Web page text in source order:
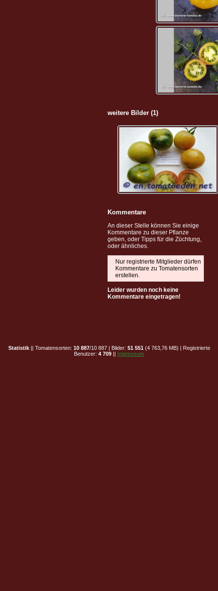
weitere Bilder (1)
Kommentare
An dieser Stelle können Sie einige
Kommentare zu dieser Pflanze
geben, oder Tipps für die Züchtung,
oder ähnliches.
Nur registrierte Mitglieder dürfen
Kommentare zu Tomatensorten
erstellen.
Leider wurden noch keine
Kommentare eingetragen!
Statistik|| Tomatensorten: 10 887/10 887 | Bilder: 51 551 (4 763,76 MB) | Registrierte
Benutzer: 4 709 || Impressum